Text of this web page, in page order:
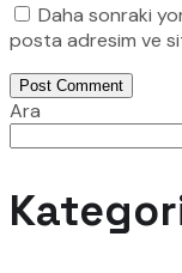
Daha sonraki
posta adresim ve
Post Comment
Ara